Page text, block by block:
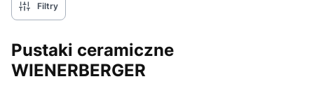
Filtry
Pustaki ceramiczne
WIENERBERGER